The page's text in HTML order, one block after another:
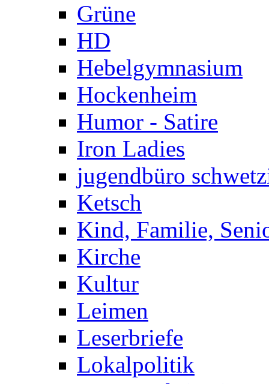
Grüne
HD
Hebelgymnasium
Hockenheim
Humor - Satire
Iron Ladies
jugendbüro
Ketsch
Kind, Familie,
Kirche
Kultur
Leimen
Leserbriefe
Lokalpolitik